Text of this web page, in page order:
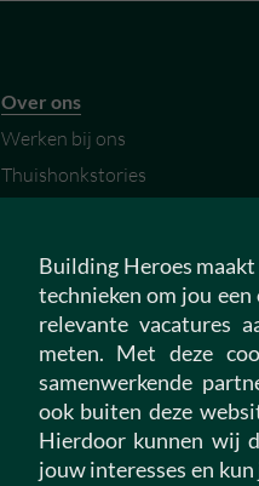
Over ons
Werken bij ons
Thuishonkstories
Building Professionals
Junior vacatures
Medior vacatures
Senior vacatures
Building Heroes
technieken om jou
relevante vacatures
meten. Met deze
samenwerkende
ook buiten deze
Hierdoor kunnen wij
jouw interesses en